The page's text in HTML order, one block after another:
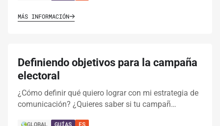
MÁS INFORMACIÓN
Definiendo objetivos para la campaña
electoral
¿Cómo definir qué quiero lograr con mi estrategia de
comunicación? ¿Quieres saber si tu campañ…
GLOBAL GUÍAS ES